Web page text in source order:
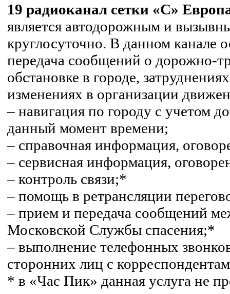
19 радиоканал сетки «С»
является автодорожным и
круглосуточно. В данном канале
передача сообщений о дорожно-
обстановке в городе,
изменениях в организации
– навигация по городу с учетом
данный момент времени;
– справочная информация,
– сервисная информация,
– контроль связи;*
– помощь в ретрансляции
– прием и передача сообщений
Московской Службы спасения;*
– выполнение телефонных
сторонних лиц с
* в «Час Пик» данная услуга не